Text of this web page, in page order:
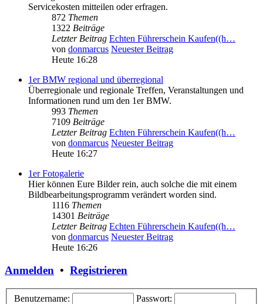
Servicekosten mitteilen oder erfragen.
872 Themen
1322 Beiträge
Letzter Beitrag Echten Führerschein Kaufen((h…
von donmarcus Neuester Beitrag
Heute 16:28
1er BMW regional und überregional
Überregionale und regionale Treffen, Veranstaltungen und
Informationen rund um den 1er BMW.
993 Themen
7109 Beiträge
Letzter Beitrag Echten Führerschein Kaufen((h…
von donmarcus Neuester Beitrag
Heute 16:27
1er Fotogalerie
Hier können Eure Bilder rein, auch solche die mit einem
Bildbearbeitungsprogramm verändert worden sind.
1116 Themen
14301 Beiträge
Letzter Beitrag Echten Führerschein Kaufen((h…
von donmarcus Neuester Beitrag
Heute 16:26
Anmelden • Registrieren
Benutzername:
Passwort: